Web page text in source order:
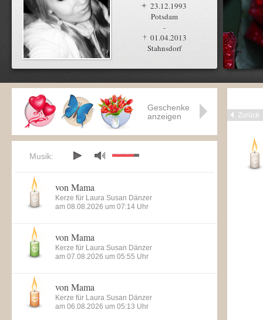
23.12.1993
Potsdam
-
01.04.2013
Stahnsdorf
Zurück
Geschenke
anzeigen
Musik:
von Mama
Kerze für Laura Susan Dänzer
am 08.08.2026 um 07:14 Uhr
von Mama
Kerze für Laura Susan Dänzer
am 07.08.2026 um 05:55 Uhr
von Mama
Kerze für Laura Susan Dänzer
am 06.08.2026 um 05:13 Uhr